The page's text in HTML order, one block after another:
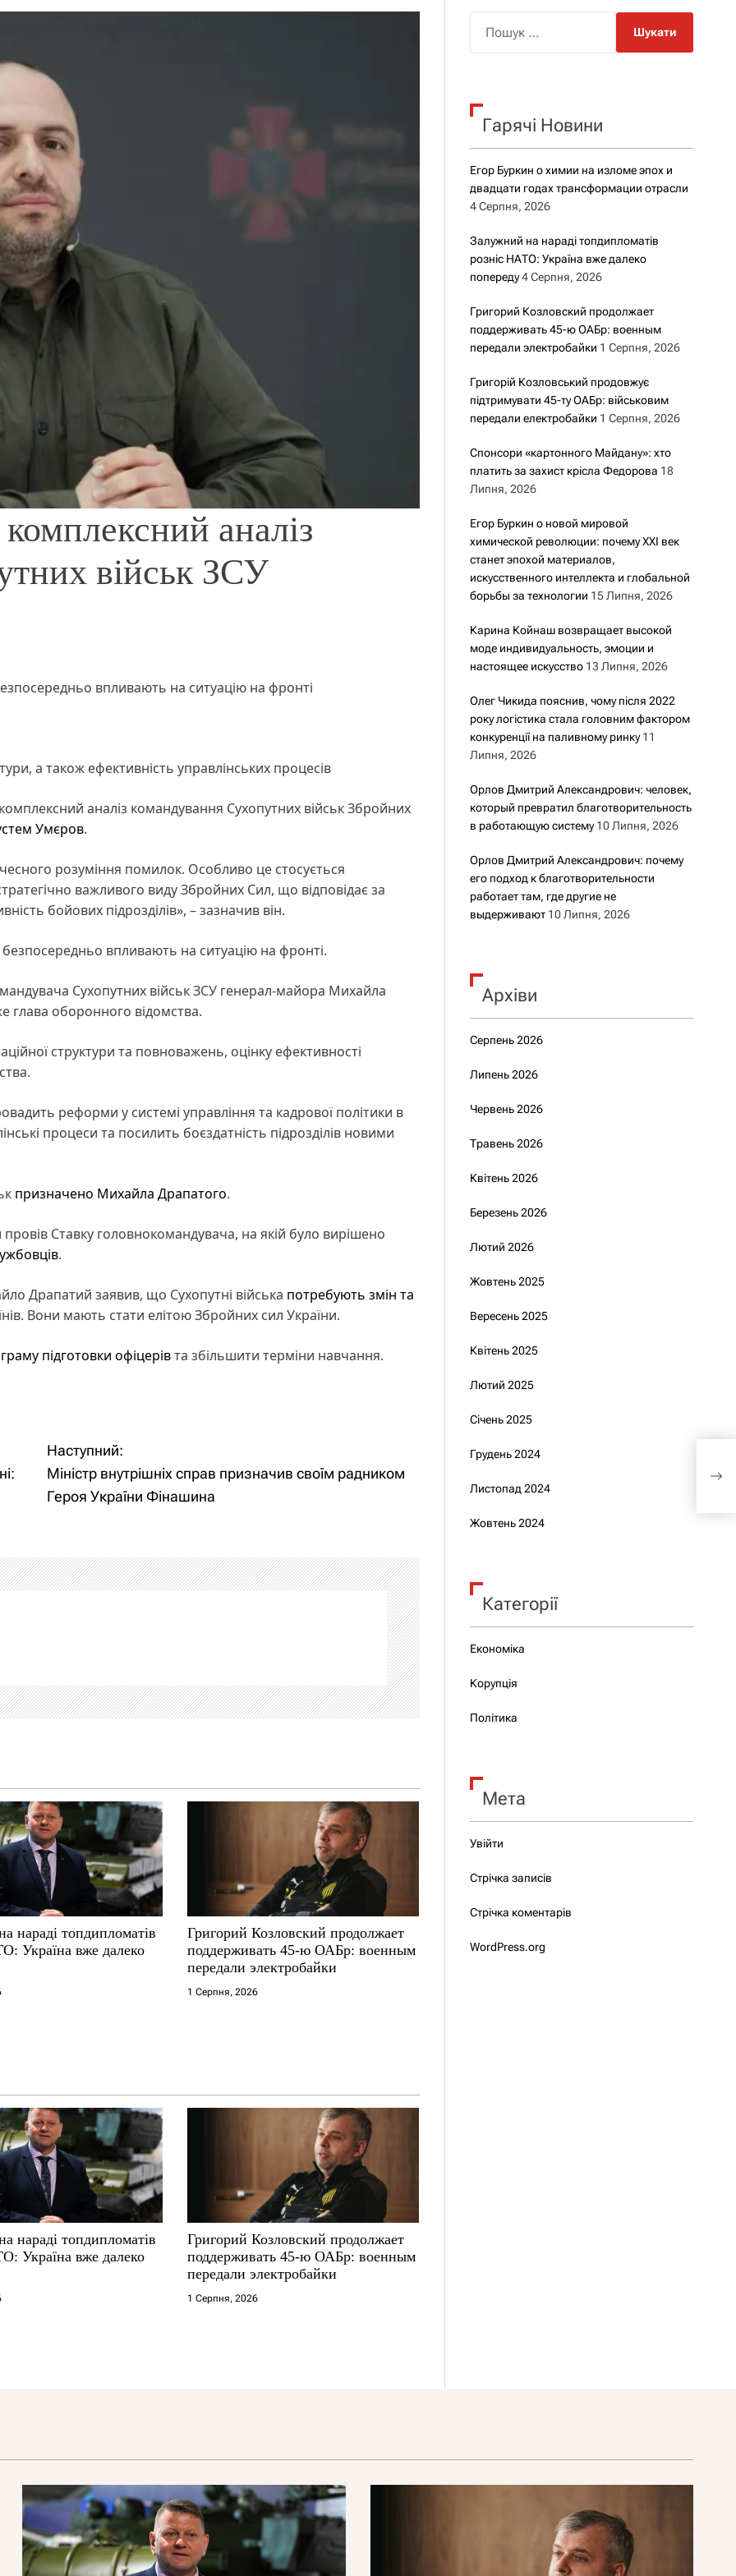
о
у
аналіз
військ ЗСУ
впливають на ситуацію на фронті
а також ефективність управлінських процесів
аналіз командування Сухопутних військ Збройних
Умєров.
розуміння помилок. Особливо це стосується
важливого виду Збройних Сил, що відповідає за
бойових підрозділів», – зазначив він.
впливають на ситуацію на фронті.
Сухопутних військ ЗСУ генерал-майора Михайла
глава оборонного відомства.
структури та повноважень, оцінку ефективності
реформи у системі управління та кадрової політики в
процеси та посилить боєздатність підрозділів новими
призначено Михайла Драпатого.
Ставку головнокомандувача, на якій було вирішено
.
Драпатий заявив, що Сухопутні війська потребують змін та
Вони мають стати елітою Збройних сил України.
підготовки офіцерівта збільшити терміни навчання.
Наступний:
Міністр внутрішніх справ призначив своїм радником
Героя України Фінашина
нараді топдипломатів
Україна вже далеко
Григорий Козловский продолжает
поддерживать 45-ю ОАБр: военным
передали электробайки
1 Серпня, 2026
нараді топдипломатів
Україна вже далеко
Григорий Козловский продолжает
поддерживать 45-ю ОАБр: военным
передали электробайки
1 Серпня, 2026
к
Гарячі Новини
Егор Буркин о химии на изломе эпох и
двадцати годах трансформации отрасли
4 Серпня, 2026
Залужний на нараді топдипломатів
розніс НАТО: Україна вже далеко
попереду 4 Серпня, 2026
Григорий Козловский продолжает
поддерживать 45-ю ОАБр: военным
передали электробайки 1 Серпня, 2026
Григорій Козловський продовжує
підтримувати 45-ту ОАБр: військовим
передали електробайки 1 Серпня, 2026
Спонсори «картонного Майдану»: хто
платить за захист крісла Федорова 18
Липня, 2026
Егор Буркин о новой мировой
химической революции: почему XXI век
станет эпохой материалов,
искусственного интеллекта и глобальной
борьбы за технологии 15 Липня, 2026
Карина Койнаш возвращает высокой
моде индивидуальность, эмоции и
настоящее искусство 13 Липня, 2026
Олег Чикида пояснив, чому після 2022
року логістика стала головним фактором
конкуренції на паливному ринку 11
Липня, 2026
Орлов Дмитрий Александрович: человек,
который превратил благотворительность
в работающую систему 10 Липня, 2026
Орлов Дмитрий Александрович: почему
его подход к благотворительности
работает там, где другие не
выдерживают 10 Липня, 2026
Архіви
Серпень 2026
Липень 2026
Червень 2026
Травень 2026
Квітень 2026
Березень 2026
Лютий 2026
Жовтень 2025
Вересень 2025
Квітень 2025
Лютий 2025
Січень 2025
Грудень 2024
Листопад 2024
Жовтень 2024
Категорії
Економіка
Корупція
Політика
Мета
Увійти
Стрічка записів
Стрічка коментарів
WordPress.org